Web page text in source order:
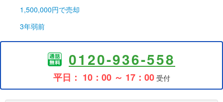
1,500,000円で売却
3年弱前
0120-936-558
平日： 10：00 ～ 17：00受付